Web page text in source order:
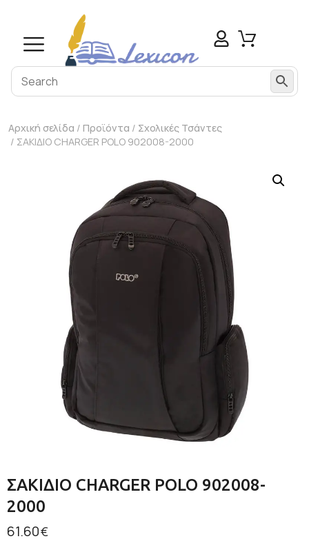
Αρχική σελίδα / Προϊόντα / Σχολικές Τσάντες
/ ΣΑΚΙΔΙΟ CHARGER POLO 902008-2000
ΣΑΚΙΔΙΟ CHARGER POLO 902008-
2000
61.60€